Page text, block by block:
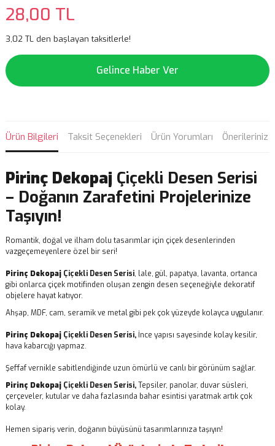
28,00 TL
3,02 TL den başlayan taksitlerle!
Gelince Haber Ver
Ürün Bilgileri Taksit Seçenekleri Ürün Yorumları Önerileriniz
Pirinç Dekopaj Çiçekli Desen Serisi
– Doğanın Zarafetini Projelerinize
Taşıyın!
Romantik, doğal ve ilham dolu tasarımlar için çiçek desenlerinden
vazgeçemeyenlere özel bir seri!
Pirinç Dekopaj Çiçekli Desen Serisi, lale, gül, papatya, lavanta, ortanca
gibi onlarca çiçek motifinden oluşan zengin desen seçeneğiyle dekoratif
objelere hayat katıyor.
Ahşap, MDF, cam, seramik ve metal gibi pek çok yüzeyde kolayca uygulanır.
Pirinç Dekopaj Çiçekli Desen Serisi, İnce yapısı sayesinde kolay kesilir,
hava kabarcığı yapmaz.
Şeffaf vernikle sabitlendiğinde uzun ömürlü ve canlı bir görünüm sağlar.
Pirinç Dekopaj Çiçekli Desen Serisi,Tepsiler, panolar, duvar süsleri,
çerçeveler, kutular ve daha fazlasında bahar esintisi yaratmak artık çok
kolay.
Hemen sipariş verin, doğanın büyüsünü tasarımlarınıza taşıyın!